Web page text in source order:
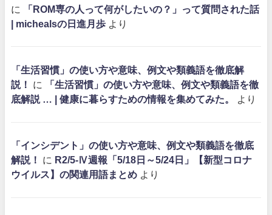
に
「ROM専の人って何がしたいの？」って質問された話
| michealsの日進月歩 より
「生活習慣」の使い方や意味、例文や類義語を徹底解
説！
に
「生活習慣」の使い方や意味、例文や類義語を徹
底解説 … | 健康に暮らすための情報を集めてみた。
より
「インシデント」の使い方や意味、例文や類義語を徹底
解説！
に R2/5-Ⅳ週報「5/18日～5/24日」【新型コロナ
ウイルス】の関連用語まとめ より